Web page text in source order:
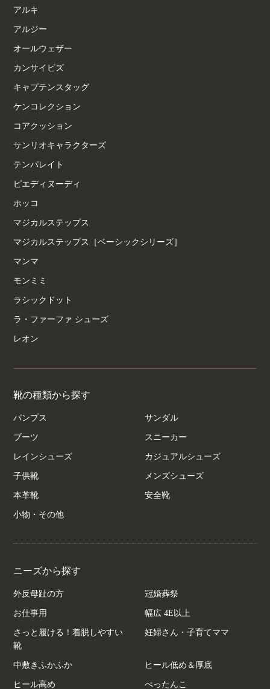
アルキ
アルジー
オールウェザー
カンサイビズ
キャプテンスタッグ
ケンコレクション
コアクッション
サンリオキャラクターズ
テンパレイト
ピエディヌーディ
ホッコ
マジカルステップス
マジカルステップス［ベーシックシリーズ］
マンマ
モンミミ
ラシックドット
ラ・ファーファ シューズ
レオン
靴の種類から探す
パンプス サンダル
ブーツ スニーカー
レインシューズ カジュアルシューズ
子供靴 メンズシューズ
本革靴 安全靴
小物・その他
ニーズから探す
外反母趾の方 冠婚葬祭
お仕事用 幅広 4E以上
さっと履ける！着脱しやすい
靴
妊婦さん・子育てママ
中敷きふかふか ヒール低め＆厚底
ヒール高め ぺったんこ